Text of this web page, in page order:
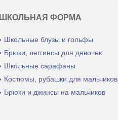
ШКОЛЬНАЯ ФОРМА
Школьные блузы и гольфы
Брюки, леггинсы для девочек
Школьные сарафаны
Костюмы, рубашки для мальчиков
Брюки и джинсы на мальчиков